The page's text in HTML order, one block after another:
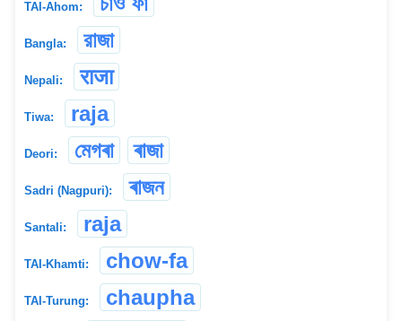
TAI-Ahom:
Bangla: রাজা
Nepali: राजा
Tiwa: raja
Deori: মেগৰা ৰাজা
Sadri (Nagpuri): ৰাজন
Santali: raja
TAI-Khamti: chow-fa
TAI-Turung: chaupha